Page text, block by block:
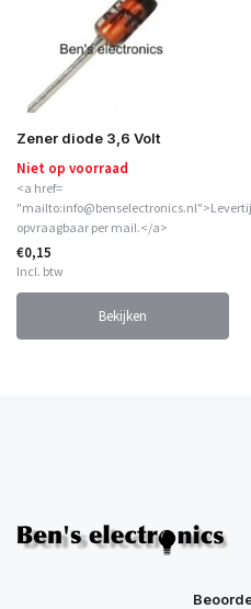
Zener diode 3,6 Volt
Niet op voorraad
<a href=
opvraagbaar per mail.</a>
€0,15
Incl. btw
Bekijken